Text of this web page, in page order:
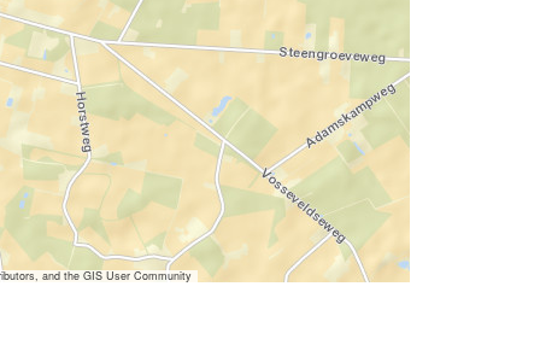
and the GIS User Community